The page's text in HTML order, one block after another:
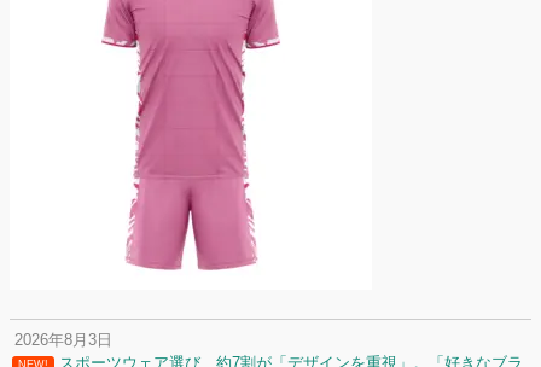
2026年8月3日
NEW!
スポーツウェア選び、約7割が「デザインを重視」。「好きなブラ